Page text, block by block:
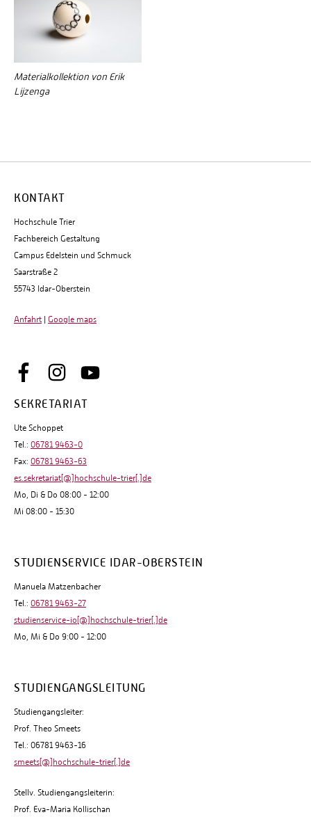
Materialkollektion von Erik
Lijzenga
KONTAKT
Hochschule Trier
Fachbereich Gestaltung
Campus Edelstein und Schmuck
Saarstraße 2
55743 Idar-Oberstein
Anfahrt Google maps
SEKRETARIAT
Ute Schoppet
Tel.: 06781 9463-0
Fax: 06781 9463-63
es.sekretariat[@]hochschule-trier[.]de
Mo, Di & Do 08:00 - 12:00
Mi 08:00 - 15:30
STUDIENSERVICE IDAR-OBERSTEIN
Manuela Matzenbacher
Tel.: 06781 9463-27
studienservice-io[@]hochschule-trier[.]de
Mo, Mi & Do 9:00 - 12:00
STUDIENGANGSLEITUNG
Studiengangsleiter:
Prof. Theo Smeets
Tel.: 06781 9463-16
smeets[@]hochschule-trier[.]de
Stellv. Studiengangsleiterin:
Prof. Eva-Maria Kollischan